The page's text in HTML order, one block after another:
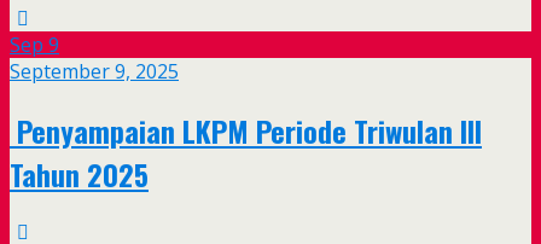
Sep 9
September 9, 2025
Penyampaian LKPM Periode Triwulan III
Tahun 2025